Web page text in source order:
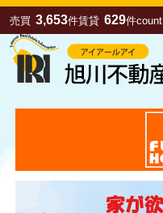
売買 3,653件賃貸 629件count